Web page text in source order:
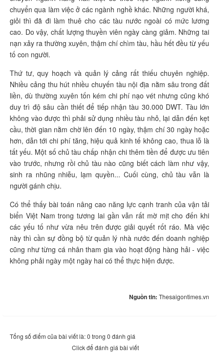
chuyển qua làm việc ở các ngành nghề khác. Những người khá,
giỏi thì đã đi làm thuê cho các tàu nước ngoài có mức lương
cao. Do vậy, chất lượng thuyền viên ngày càng giảm. Những tai
nạn xảy ra thường xuyên, thậm chí chìm tàu, hầu hết đều từ yếu
tố con người.
Thứ tư, quy hoạch và quản lý cảng rất thiếu chuyên nghiệp.
Nhiều cảng thu hút nhiều chuyến tàu nội địa nằm sâu trong đất
liền, dù thường xuyên tốn kém chi phí nạo vét nhưng cũng khó
duy trì độ sâu cần thiết để tiếp nhận tàu 30.000 DWT. Tàu lớn
không vào được thì phải sử dụng nhiều tàu nhỏ, lại dẫn đến kẹt
cầu, thời gian nằm chờ lên đến 10 ngày, thậm chí 30 ngày hoặc
hơn, dẫn tới chi phí tăng, hiệu quả kinh tế không cao, thua lỗ là
tất yếu. Một số chủ tàu chấp nhận chi thêm tiền để được ưu tiên
vào trước, nhưng rồi chủ tàu nào cũng biết cách làm như vậy,
sinh ra nhũng nhiễu, lạm quyền... Cuối cùng, chủ tàu vẫn là
người gánh chịu.
Có thể thấy bài toán nâng cao năng lực cạnh tranh của vận tải
biển Việt Nam trong tương lai gần vẫn rất mờ mịt cho đến khi
các yếu tố như vừa nêu trên được giải quyết rốt ráo. Mà việc
này thì cần sự đồng bộ từ quản lý nhà nước đến doanh nghiệp
cũng như từng cá nhân tham gia vào hoạt động hàng hải - việc
không phải ngày một ngày hai có thể thực hiện được.
Nguồn tin: Thesaigontimes.vn
Tổng số điểm của bài viết là: 0 trong 0 đánh giá
Click để đánh giá bài viết